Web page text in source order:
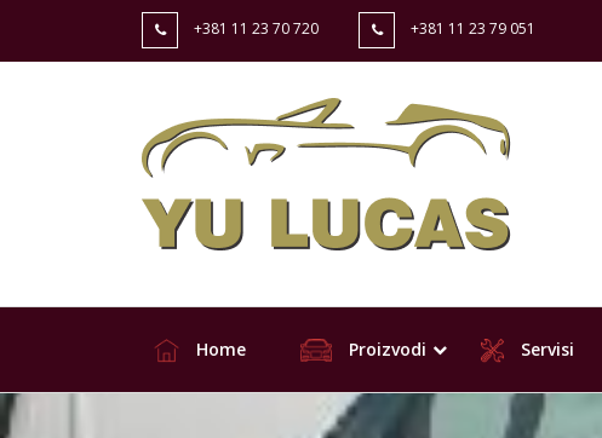
+381 11 23 70 720 +381 11 23 79 051
Home Proizvodi Servisi